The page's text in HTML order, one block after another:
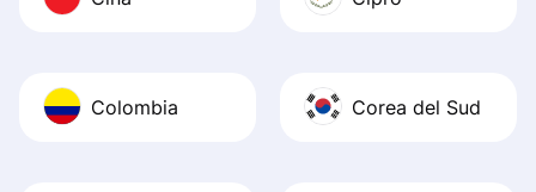
Colombia Corea del Sud